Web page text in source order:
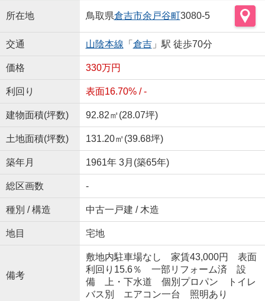
所在地 鳥取県倉吉市余戸谷町3080-5
交通 山陰本線 「 倉吉」駅 徒歩70分
価格 330万円
利回り 表面16.70% / -
建物面積(坪数) 92.82㎡(28.07坪)
土地面積(坪数) 131.20㎡(39.68坪)
築年月 1961年 3月(築65年)
総区画数 -
種別 / 構造 中古一戸建 / 木造
地目 宅地
備考
敷地内駐車場なし 家賃43,000円 表面
利回り15.6％ 一部リフォーム済 設
備 上・下水道 個別プロパン トイレ
バス別 エアコン一台 照明あり